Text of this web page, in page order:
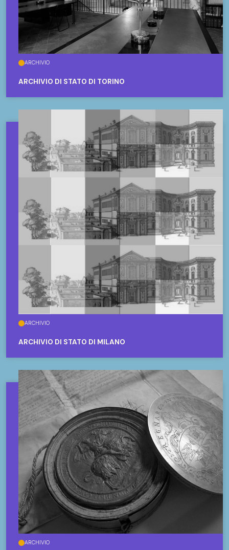
ARCHIVIO
ARCHIVIO DI STATO DI TORINO
ARCHIVIO
ARCHIVIO DI STATO DI MILANO
ARCHIVIO